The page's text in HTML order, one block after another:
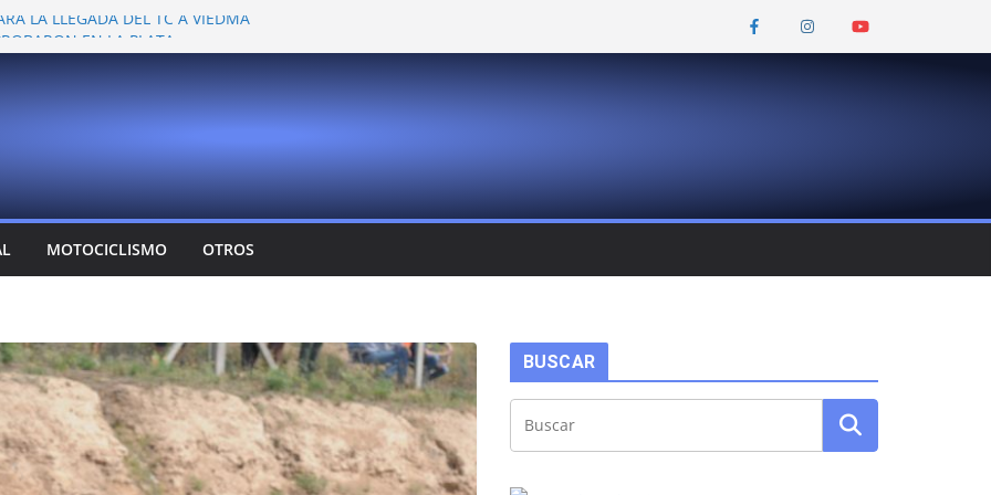
LA LLEGADA DEL TC A VIEDMA
EN LA PLATA
VER A TANTOS PILOTOS
DEJÓ CAMBIOS EN LOS CAMPEONATOS
CONFIRMA SU REGRESO AL TOP RACE
MOTOCICLISMO OTROS
BUSCAR